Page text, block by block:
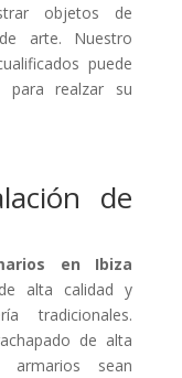
objetos de
arte. Nuestro
puede
para realzar su
de
en Ibiza
alta calidad y
tradicionales.
de alta
sean